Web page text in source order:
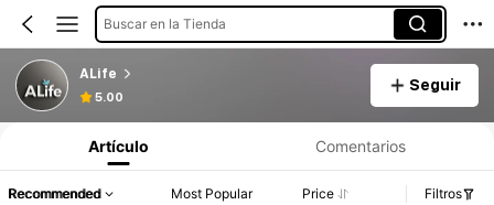
Buscar en la Tienda
ALife
5.00
Seguir
Artículo Comentarios
Recommended Most Popular Price Filtros